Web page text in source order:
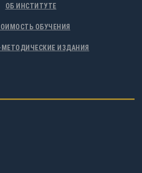
ОБ ИНСТИТУТЕ
ОБУЧЕНИЯ
ИЗДАНИЯ